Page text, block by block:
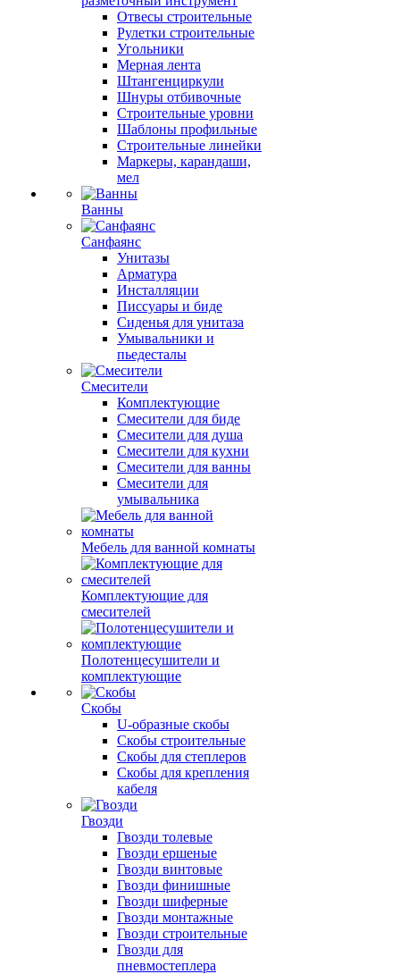
Отвесы строительные
Рулетки строительные
Угольники
Мерная лента
Штангенциркули
Шнуры отбивочные
Строительные уровни
Шаблоны профильные
Строительные линейки
Маркеры, карандаши,
мел
Ванны
Санфаянс
Унитазы
Арматура
Инсталляции
Писсуары и биде
Сиденья для унитаза
Умывальники и
пьедесталы
Смесители
Комплектующие
Смесители для биде
Смесители для душа
Смесители для кухни
Смесители для ванны
Смесители для
умывальника
Мебель для ванной комнаты
Комплектующие для
смесителей
Полотенцесушители и
комплектующие
Скобы
U-образные скобы
Скобы строительные
Скобы для степлеров
Скобы для крепления
кабеля
Гвозди
Гвозди толевые
Гвозди ершеные
Гвозди винтовые
Гвозди финишные
Гвозди шиферные
Гвозди монтажные
Гвозди строительные
Гвозди для
пневмостеплера